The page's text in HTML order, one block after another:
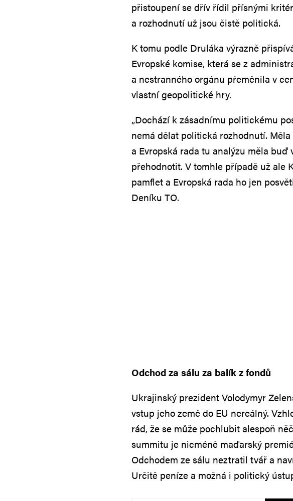
přistoupení se dřív řídil přísnými
a rozhodnutí už jsou čistě politická.
K tomu podle Druláka výrazně
Evropské komise, která se z
a nestranného orgánu přeměnila v
vlastní geopolitické hry.
„Dochází k zásadnímu politickému
nemá dělat politická rozhodnutí.
a Evropská rada tu analýzu měla
přehodnotit. V tomhle případě už ale
pamflet a Evropská rada ho jen
Deníku TO.
Odchod za sálu za balík z fondů
Ukrajinský prezident Volodymyr
vstup jeho země do EU nereálný.
rád, že se může pochlubit alespoň
summitu je nicméně maďarský
Odchodem ze sálu neztratil tvář a
Určitě peníze a možná i politický